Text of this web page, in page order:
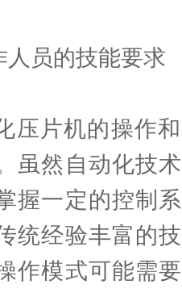
员的技能要求
片机的操作和
虽然自动化技
握一定的控制
统经验丰富的
作模式可能需